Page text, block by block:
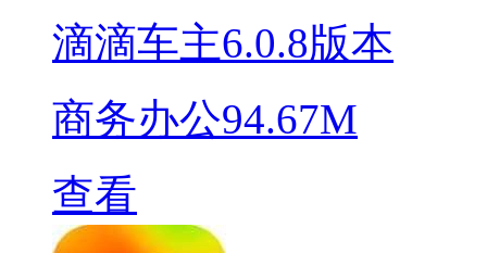
滴滴车主6.0.8版本
商务办公94.67M
查看